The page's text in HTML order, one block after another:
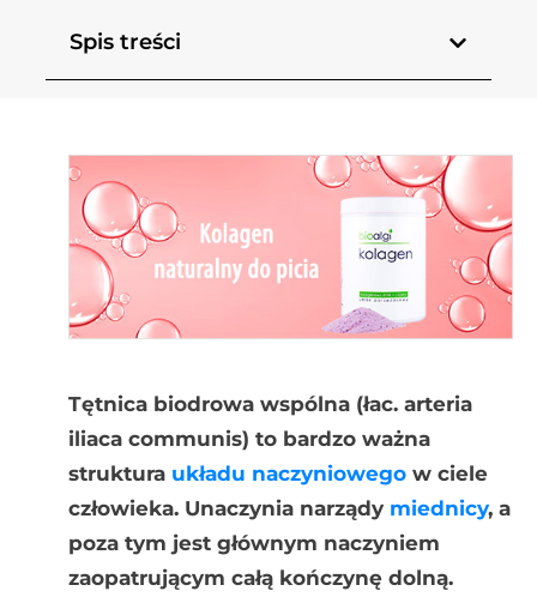
Spis treści
Tętnica biodrowa wspólna (łac. arteria
iliaca communis) to bardzo ważna
struktura układu naczyniowegow ciele
człowieka. Unaczynia narządy miednicy, a
poza tym jest głównym naczyniem
zaopatrującym całą kończynę dolną.